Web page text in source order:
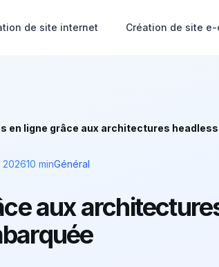
de site internet Création de site e-
en ligne grâce aux architectures headless
202610 minGénéral
aux